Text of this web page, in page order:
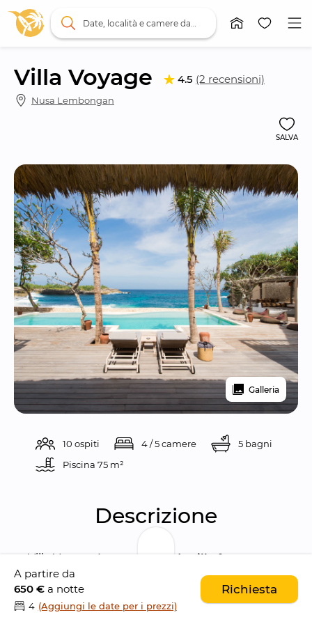
Villa Voyage 4.5 (2 recensioni)
Nusa Lembongan
SALVA
Galleria
10 ospiti 4 / 5 camere
5 bagni
Piscina 75 m²
Descrizione
Villa Voyage è una
splendida villa fronte
mare da 5 camere da letto
, situata
nell'idilliaca isola tropicale di Nusa
Lembongan
A partire da
650 € a notte
4 (Aggiungi le date per i prezzi)
Richiesta